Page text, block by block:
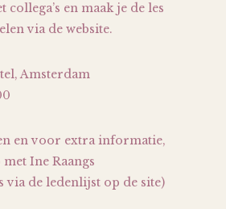
collega’s en maak je de les
via de website.
Amsterdam
en voor extra informatie,
Ine Raangs
via de ledenlijst op de site)